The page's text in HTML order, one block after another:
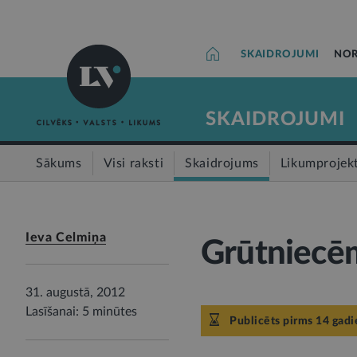
SKAIDROJUMI
SKAIDROJUMI
Sākums Visi raksti Skaidrojums
Ieva Celmiņa
31. augustā, 2012
Lasīšanai: 5 minūtes
Publicēts pirms 14